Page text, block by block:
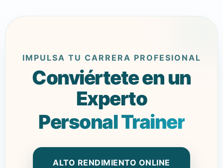
IMPULSA TU CARRERA PROFESIONAL
Conviértete en un
Experto
Personal Trainer
ALTO RENDIMIENTO ONLINE